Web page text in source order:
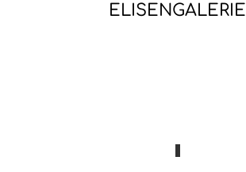
ELISENGALERIE